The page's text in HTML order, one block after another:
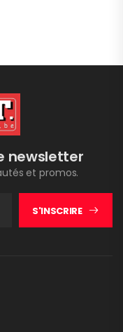
newsletter
et promos.
S'INSCRIRE